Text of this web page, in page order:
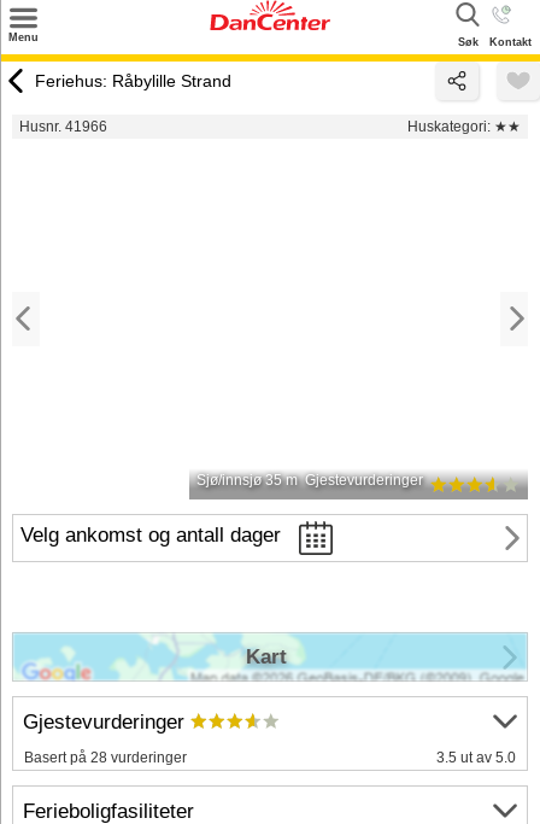
Menu Kontakt
Søk
Tilbud
Feriehus: Råbylille Strand
Husnr. 41966 Huskategori: ★★
Sjø/innsjø 35 m Gjestevurderinger
Velg ankomst og antall dager
Gjestevurderinger
Basert på 28 vurderinger 3.5 ut av 5.0
Ferieboligfasiliteter
Kart